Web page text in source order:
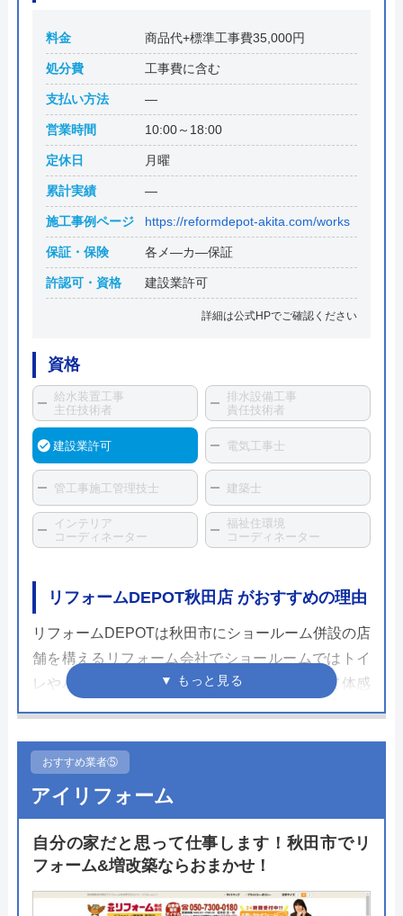
料金 商品代+標準工事費35,000円
処分費 工事費に含む
支払い方法 ―
営業時間 10:00～18:00
定休日 月曜
累計実績 ―
施工事例ページ https://reformdepot-akita.com/works
保証・保険 各メ―カ―保証
許認可・資格 建設業許可
詳細は公式HPでご確認ください
資格
給水装置工事
主任技術者
排水設備工事
責任技術者
建設業許可 電気工事士
管工事施工管理技士 建築士
インテリア
コーディネーター
福祉住環境
コーディネーター
リフォームDEPOT秋田店 がおすすめの理由
リフォームDEPOTは秋田市にショールーム併設の店
舗を構えるリフォーム会社でショールームではトイ
レやバスルーム、洗面化粧台を実際に目で見て体感
できます。特筆すべきはバリアフリー体験コーナー
すいトイレや化粧台について実際に体験でき、バリ
アフリーリフォームや介護リフォームを考えている
方には一度体験していただきたい施設となっていま
す。
ルフォームから受け付けているので都合の良い方法
おすすめ業者⑤
アイリフォーム
自分の家だと思って仕事します！秋田市でリ
フォーム&増改築ならおまかせ！